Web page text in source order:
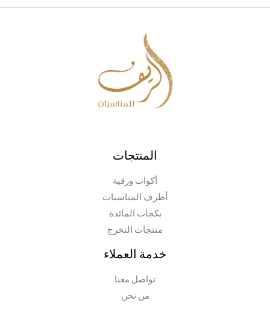
المنتجات
أكواب ورقية
أظرف المناسبات
بكجات المائدة
منتجات التخرج
خدمة العملاء
تواصل معنا
من نحن